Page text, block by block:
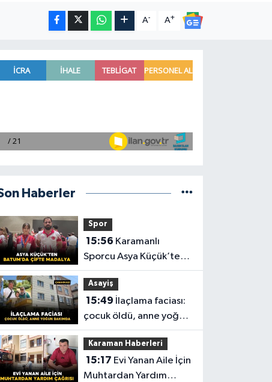
A- A+
Haberler
Spor
15:56
Sporcu Asya Küçük’ten
Batum’da Çifte Madalya
Asayiş
15:49
çocuk öldü, anne yoğun
bakımda
Karaman Haberleri
15:17
Muhtardan Yardım